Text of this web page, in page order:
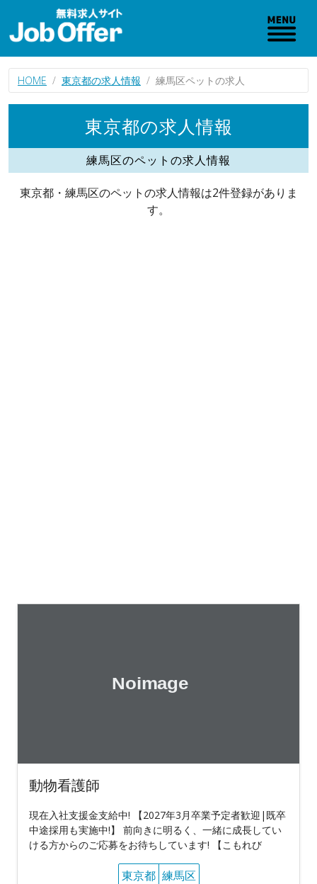
HOME 東京都の求人情報 練馬区ペットの求人
東京都の求人情報
練馬区のペットの求人情報
東京都・練馬区のペットの求人情報は2件登録がありま
す。
動物看護師
現在入社支援金支給中! 【2027年3月卒業予定者歓迎|既卒
中途採用も実施中!】 前向きに明るく、一緒に成長してい
ける方からのご応募をお待ちしています! 【こもれび
東京都 練馬区